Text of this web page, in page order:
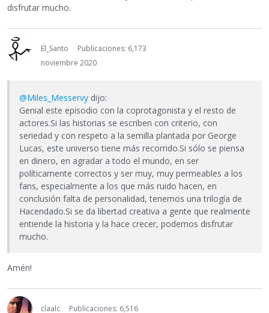
disfrutar mucho.
El_Santo
Publicaciones: 6,173
noviembre 2020
@Miles_Messervy dijo:
Genial este episodio con la coprotagonista y el resto de
actores.Si las historias se escriben con criterio, con
seriedad y con respeto a la semilla plantada por George
Lucas, este universo tiene más recorrido.Si sólo se piensa
en dinero, en agradar a todo el mundo, en ser
políticamente correctos y ser muy, muy permeables a los
fans, especialmente a los que más ruido hacen, en
conclusión falta de personalidad, tenemos una trilogía de
Hacendado.Si se da libertad creativa a gente que realmente
entiende la historia y la hace crecer, podemos disfrutar
mucho.
Amén!
claalc
Publicaciones: 6,516